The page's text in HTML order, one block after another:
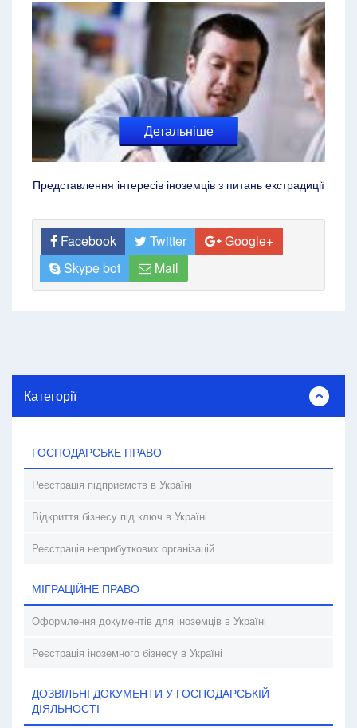
Детальніше
Представлення інтересів іноземців з питань екстрадиції
Facebook Twitter
Google+
Skype bot
Mail
Категорії
ГОСПОДАРСЬКЕ ПРАВО
Реєстрація підприємств в Україні
Відкриття бізнесу під ключ в Україні
Реєстрація неприбуткових організацій
МІГРАЦІЙНЕ ПРАВО
Оформлення документів для іноземців в Україні
Реєстрація іноземного бізнесу в Україні
ДОЗВІЛЬНІ ДОКУМЕНТИ У ГОСПОДАРСЬКІЙ
ДІЯЛЬНОСТІ